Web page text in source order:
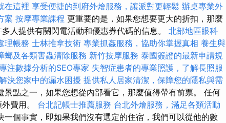
在這裡 享受便捷的到府外燴服務，讓派對更輕鬆 辦桌專業外
案 按摩專業課程 更重要的是，如果您想要更大的折扣，那麼
人提供有關閃電活動和優惠券代碼的信息。 北部地區眼科
理帳務 士林推拿技術 專業抓姦服務，協助你掌握真相 養生與
螂及各類害蟲清除服務 新竹按摩服務 泰國簽證的最新申請規
注數據分析的SEO專家 失智症患者的專業照護，了解長照服
決您家中的漏水困擾 提供私人居家清潔，保障您的隱私與需
點之一，如果您想從內部看它，那麼值得帶有前票。 任何
費用。 台北記帳士推薦服務 台北外燴服務，滿足各類活動
個事實，即如果我們沒有選定的住宿，我們可以從他的數